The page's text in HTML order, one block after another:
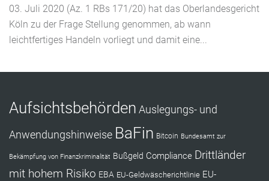
03. Juli 2020 (Az. 1 RBs 171/20) hat das Oberlandesgericht
Köln zu der Frage Stellung genommen, ab wann
leichtfertiges Handeln vorliegt und damit eine...
Aufsichtsbehörden Auslegungs- und
Anwendungshinweise BaFin Bitcoin Bundesamt zur
Bekämpfung von Finanzkriminalität Bußgeld Compliance Drittländer
mit hohem Risiko EBA EU-Geldwäscherichtlinie EU-